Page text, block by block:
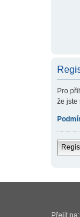
Pro
že jste
Přejít na: